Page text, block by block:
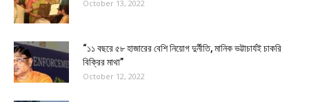
October 13, 2022
“১১ বছরে ৫৮ হাজারের বেশি নিয়োগ দুর্নীতি, মানিক ভট্টাচার্যই চাকরি
বিক্রির মাথা”
October 12, 2022